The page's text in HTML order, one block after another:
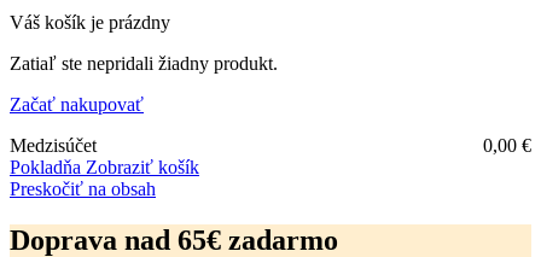
Váš košík je prázdny
Zatiaľ ste nepridali žiadny produkt.
Začať nakupovať
Medzisúčet
0,00 €
Pokladňa Zobraziť košík
Preskočiť na obsah
Doprava nad 65€ zadarmo